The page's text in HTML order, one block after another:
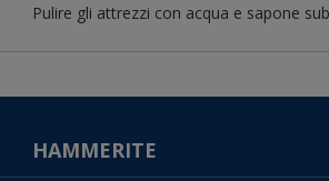
Pulire gli attrezzi con acqua e sapone
HAMMERITE